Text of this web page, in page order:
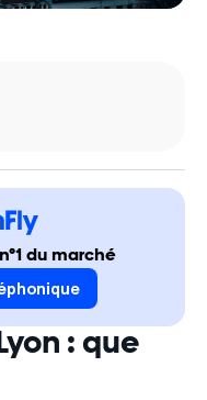
du marché
: que